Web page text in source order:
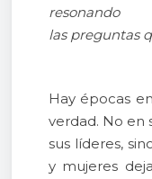
resonando
las preguntas
Hay épocas
verdad. No en
sus líderes,
y mujeres